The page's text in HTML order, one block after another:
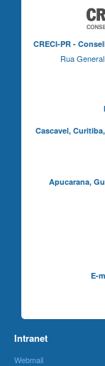
CRECI-PR -
Rua
Cascavel, Curitiba,
Apucarana,
E-
Intranet
Webmail